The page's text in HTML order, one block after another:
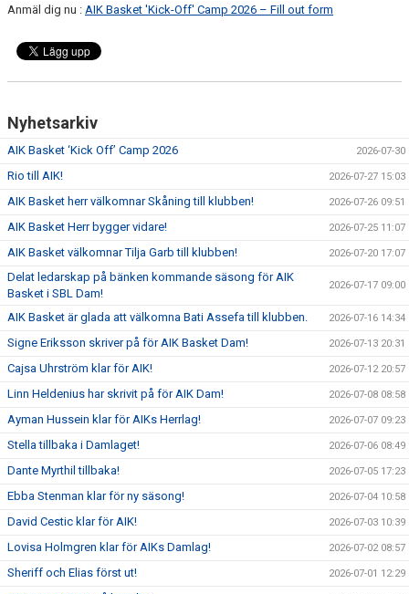
Anmäl dig nu : AIK Basket 'Kick-Off' Camp 2026 – Fill out form
Nyhetsarkiv
AIK Basket ‘Kick Off’ Camp 2026 2026-07-30
Rio till AIK! 2026-07-27 15:03
AIK Basket herr välkomnar Skåning till klubben! 2026-07-26 09:51
AIK Basket Herr bygger vidare! 2026-07-25 11:07
AIK Basket välkomnar Tilja Garb till klubben! 2026-07-20 17:07
Delat ledarskap på bänken kommande säsong för AIK
Basket i SBL Dam!
2026-07-17 09:00
AIK Basket är glada att välkomna Bati Assefa till klubben. 2026-07-16 14:34
Signe Eriksson skriver på för AIK Basket Dam! 2026-07-13 20:31
Cajsa Uhrström klar för AIK! 2026-07-12 20:57
Linn Heldenius har skrivit på för AIK Dam! 2026-07-08 08:58
Ayman Hussein klar för AIKs Herrlag! 2026-07-07 09:23
Stella tillbaka i Damlaget! 2026-07-06 08:49
Dante Myrthil tillbaka! 2026-07-05 17:23
Ebba Stenman klar för ny säsong! 2026-07-04 10:58
David Cestic klar för AIK! 2026-07-03 10:39
Lovisa Holmgren klar för AIKs Damlag! 2026-07-02 08:57
Sheriff och Elias först ut! 2026-07-01 12:29